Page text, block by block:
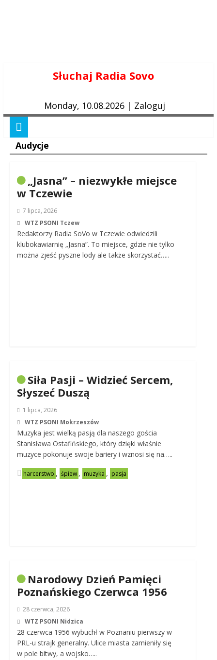
Słuchaj Radia Sovo
Monday, 10.08.2026 | Zaloguj
Audycje
„Jasna” – niezwykłe miejsce
w Tczewie
7 lipca, 2026
WTZ PSONI Tczew
Redaktorzy Radia SoVo w Tczewie odwiedzili
klubokawiarnię „Jasna”. To miejsce, gdzie nie tylko
można zjeść pyszne lody ale także skorzystać…..
Siła Pasji – Widzieć Sercem,
Słyszeć Duszą
1 lipca, 2026
WTZ PSONI Mokrzeszów
Muzyka jest wielką pasją dla naszego gościa
Stanisława Ostafińskiego, który dzięki właśnie
muzyce pokonuje swoje bariery i wznosi się na…..
harcerstwo , śpiew , muzyka , pasja
Narodowy Dzień Pamięci
Poznańskiego Czerwca 1956
28 czerwca, 2026
WTZ PSONI Nidzica
28 czerwca 1956 wybuchł w Poznaniu pierwszy w
PRL-u strajk generalny. Ulice miasta zamieniły się
w pole bitwy, a wojsko…..